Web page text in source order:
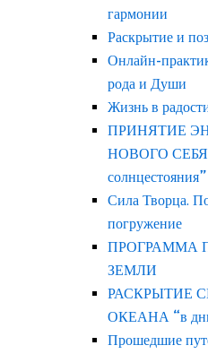
гармонии
Раскрытие и
Онлайн-
рода и Души
Жизнь в
ПРИНЯТИЕ
НОВОГО СЕБЯ
солнцестояния”
Сила Творца.
погружение
ПРОГРАММА
ЗЕМЛИ
РАСКРЫТИЕ
ОКЕАНА “в дни
Прошедшие